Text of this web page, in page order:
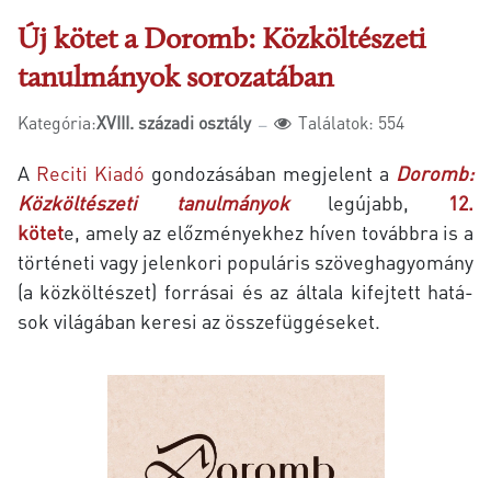
Új kötet a Do­romb: Közköltészeti
tanulmányok sorozatában
Kategória:XVIII. századi osztály Találatok: 554
A Reciti Kiadó gondozásában megjelent a Doromb:
Köz­köl­té­sze­ti tanulmányok
legújabb, 12.
kötete, amely az előz­mé­nyek­hez hí­ven to­vább­ra is a
tör­té­ne­ti vagy je­len­ko­ri po­pu­lá­ris szö­veg­ha­gyo­mány
(a köz­köl­tészet) for­rá­sai és az ál­ta­la ki­fej­tett ha­tá­
sok vi­lá­gá­ban ke­resi az össze­füg­gé­se­ket.